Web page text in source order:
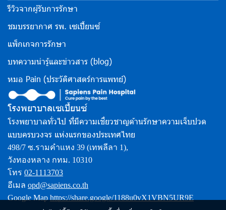
รีวิวจากผู้รับการรักษา
ชมบรรยากาศ รพ. เซเปี้ยนซ์
แพ็กเกจการรักษา
บทความน่ารู้และข่าวสาร (blog)
หมอ Pain (ประวัติศาสตร์การแพทย์)
โรงพยาบาลเซเปี้ยนซ์
โรงพยาบาลทั่วไป ที่มีความเชี่ยวชาญด้านรักษาความเจ็บปวด
แบบครบวงจร แห่งแรกของประเทศไทย
498/7 ซ.รามคำแหง 39 (เทพลีลา 1),
วังทองหลาง กทม. 10310
โทร 02-1113703
อีเมล opd@sapiens.co.th
Google Map https://share.google/1188u0vX1VBN5UR9E